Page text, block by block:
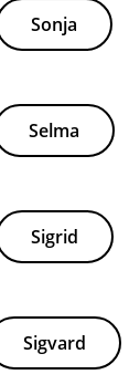
Sonja
Selma
Sigrid
Sigvard